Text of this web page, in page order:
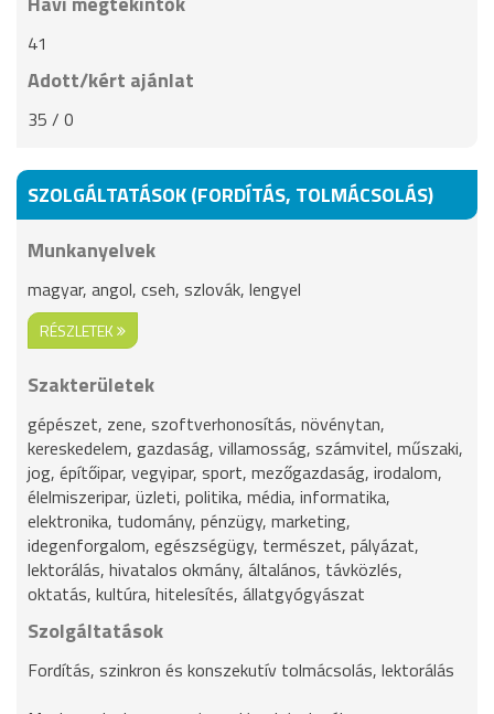
41
Adott/kért ajánlat
35 / 0
SZOLGÁLTATÁSOK (FORDÍTÁS, TOLMÁCSOLÁS)
Munkanyelvek
magyar, angol, cseh, szlovák, lengyel
RÉSZLETEK
Szakterületek
gépészet, zene, szoftverhonosítás, növénytan,
kereskedelem, gazdaság, villamosság, számvitel, műszaki,
jog, építőipar, vegyipar, sport, mezőgazdaság, irodalom,
élelmiszeripar, üzleti, politika, média, informatika,
elektronika, tudomány, pénzügy, marketing,
idegenforgalom, egészségügy, természet, pályázat,
lektorálás, hivatalos okmány, általános, távközlés,
oktatás, kultúra, hitelesítés, állatgyógyászat
Szolgáltatások
Fordítás, szinkron és konszekutív tolmácsolás, lektorálás